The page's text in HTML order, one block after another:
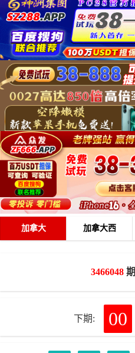
加拿大 加拿大西
3466048 期
下期: 00